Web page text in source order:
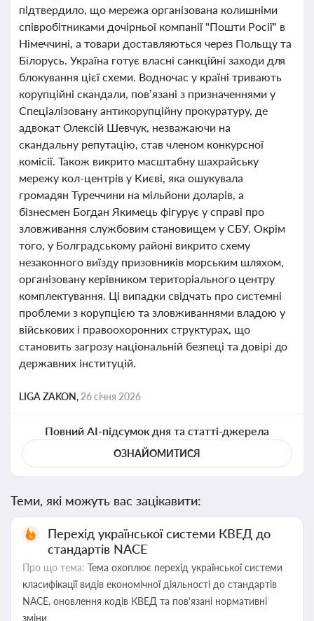
підтвердило, що мережа організована колишніми
співробітниками дочірньої компанії "Пошти Росії" в
Німеччині, а товари доставляються через Польщу та
Білорусь. Україна готує власні санкційні заходи для
блокування цієї схеми. Водночас у країні тривають
корупційні скандали, пов’язані з призначеннями у
Спеціалізовану антикорупційну прокуратуру, де
адвокат Олексій Шевчук, незважаючи на
скандальну репутацію, став членом конкурсної
комісії. Також викрито масштабну шахрайську
мережу кол-центрів у Києві, яка ошукувала
громадян Туреччини на мільйони доларів, а
бізнесмен Богдан Якимець фігурує у справі про
зловживання службовим становищем у СБУ. Окрім
того, у Болградському районі викрито схему
незаконного виїзду призовників морським шляхом,
організовану керівником територіального центру
комплектування. Ці випадки свідчать про системні
проблеми з корупцією та зловживаннями владою у
військових і правоохоронних структурах, що
становить загрозу національній безпеці та довірі до
державних інституцій.
LIGA ZAKON, 26 січня 2026
Повний AI-підсумок дня та статті-джерела
ОЗНАЙОМИТИСЯ
Теми, які можуть вас зацікавити:
Перехід української системи КВЕД до
стандартів NACE
Про що тема: Тема охоплює перехід української системи
класифікації видів економічної діяльності до стандартів
NACE, оновлення кодів КВЕД та пов'язані нормативні
зміни